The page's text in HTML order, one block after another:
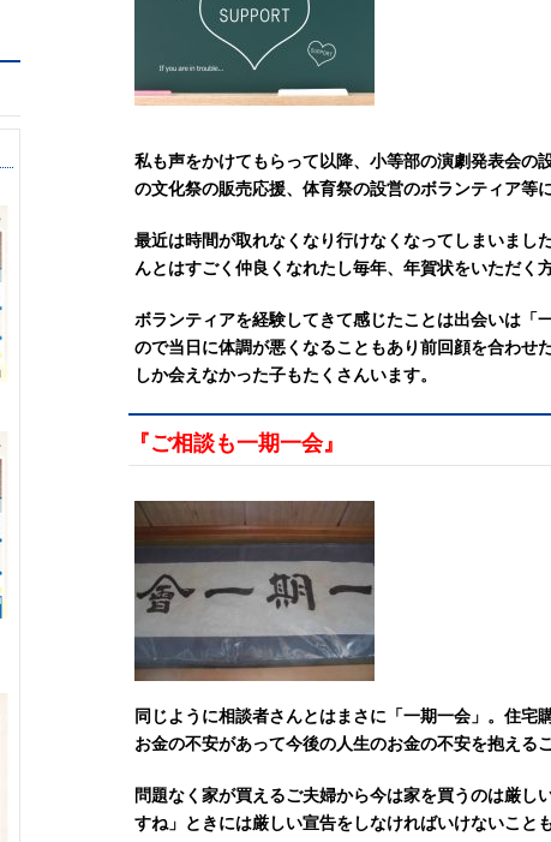
私も声をかけてもらって以降、小等部の演劇発表会の
の文化祭の販売応援、体育祭の設営のボランティア等
最近は時間が取れなくなり行けなくなってしまいまし
んとはすごく仲良くなれたし毎年、年賀状をいただく
ボランティアを経験してきて感じたことは出会いは「
ので当日に体調が悪くなることもあり前回顔を合わせ
しか会えなかった子もたくさんいます。
『ご相談も一期一会』
同じように相談者さんとはまさに「一期一会」。住宅
お金の不安があって今後の人生のお金の不安を抱える
問題なく家が買えるご夫婦から今は家を買うのは厳し
すね」ときには厳しい宣告をしなければいけないこと